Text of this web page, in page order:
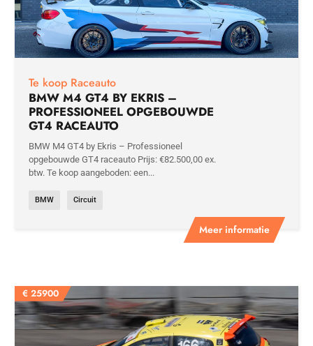
Meer informatie
Te koop Raceauto
BMW M4 GT4 BY EKRIS –
PROFESSIONEEL OPGEBOUWDE
GT4 RACEAUTO
BMW M4 GT4 by Ekris – Professioneel
opgebouwde GT4 raceauto Prijs: €82.500,00 ex.
btw. Te koop aangeboden: een...
BMW Circuit
€ 25900